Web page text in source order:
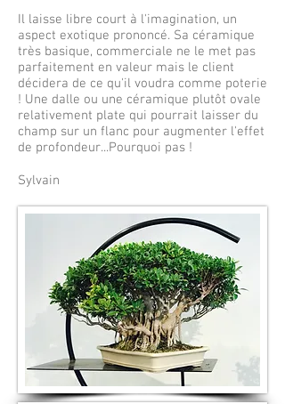
Il laisse libre court à l'imagination, un
aspect exotique prononcé. Sa céramique
très basique, commerciale ne le met pas
parfaitement en valeur mais le client
décidera de ce qu'il voudra comme poterie
! Une dalle ou une céramique plutôt ovale
relativement plate qui pourrait laisser du
champ sur un flanc pour augmenter l'effet
de profondeur...Pourquoi pas !
Sylvain